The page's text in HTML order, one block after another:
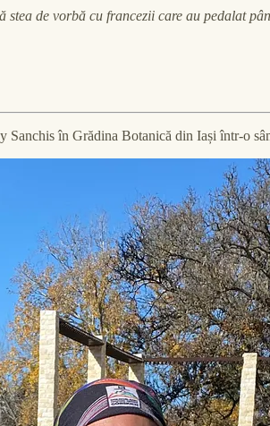
de vorbă cu francezii care au pedalat
în Grădina Botanică din Iași într-o